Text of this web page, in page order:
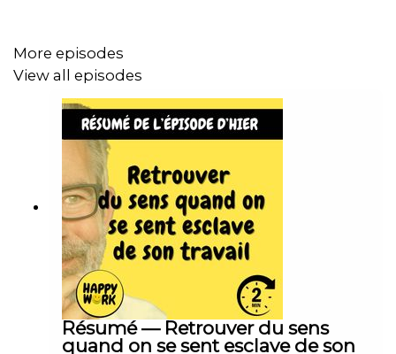
des stratégies pour rester engagé et dynamique, même
dans les tâches les plus monotones. Il s'agit de
réinventer notre quotidien, de fixer des objectifs
personnels et de chercher constamment à apprendre et
à se développer.
L'ennemi, c'est la routine. Un petit changement dans la
manière d'exécuter nos tâches habituelles peut raviver
notre intérêt. Et n'oublions pas le pouvoir de l'interaction
sociale : partager, collaborer et prendre le temps de
discuter avec nos collègues crée un environnement de
travail plus vivant.
More episodes
View all episodes
Résumé — Retrouver du sens
quand on se sent esclave de son